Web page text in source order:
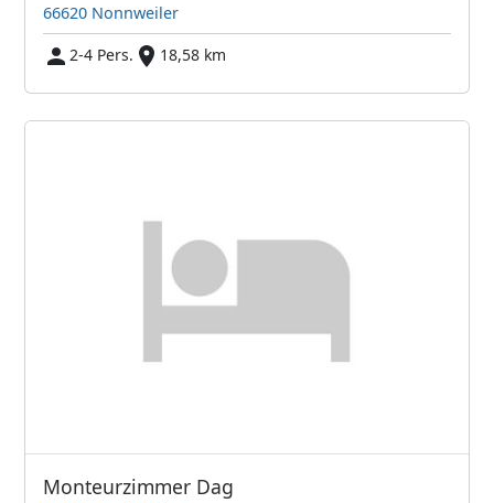
66620 Nonnweiler
2-4 Pers.
18,58 km
Monteurzimmer Dag